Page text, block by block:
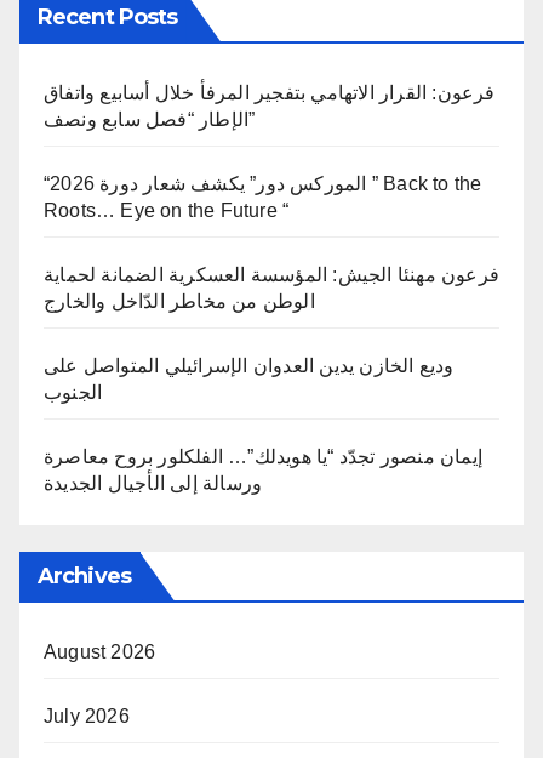
Recent Posts
فرعون: القرار الاتهامي بتفجير المرفأ خلال أسابيع واتفاق
الإطار “فصل سابع ونصف”
“الموركس دور” يكشف شعار دورة 2026 ” Back to the
Roots… Eye on the Future “
فرعون مهنئا الجيش: المؤسسة العسكرية الضمانة لحماية
الوطن من مخاطر الدّاخل والخارج
وديع الخازن يدين العدوان الإسرائيلي المتواصل على
الجنوب
إيمان منصور تجدّد “يا هويدلك”… الفلكلور بروح معاصرة
ورسالة إلى الأجيال الجديدة
Archives
August 2026
July 2026